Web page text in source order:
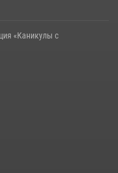
«Каникулы с